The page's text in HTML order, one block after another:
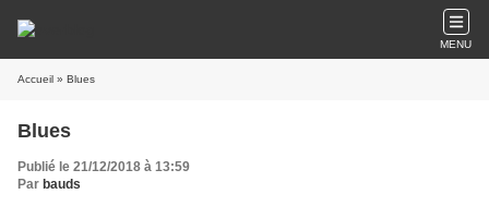
MENU
Accueil » Blues
Blues
Publié le 21/12/2018 à 13:59
Par bauds